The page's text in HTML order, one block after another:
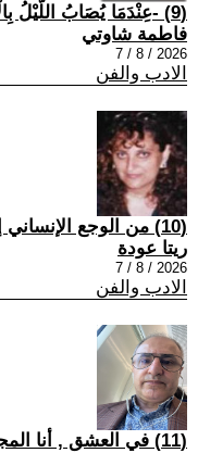
(9) -عِنْدَمَا يُصَابُ اللَّيْلُ بِالْأَرَقِ-
فاطمة شاوتي
2026 / 8 / 7
الادب والفن
(10) من الوجع الإنساني إلى الجمال المقاوم
ريتا عودة
2026 / 8 / 7
الادب والفن
(11) في العشق , أنا المجنون وهي ذاتها ليلى